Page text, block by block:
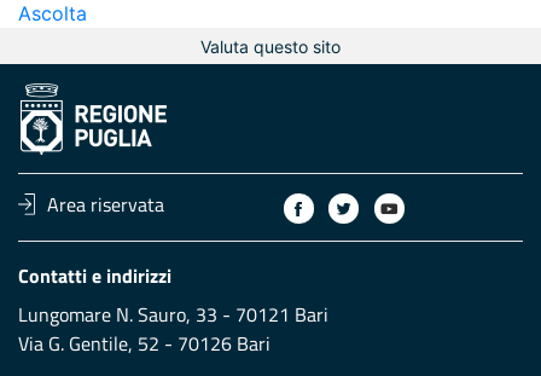
Ascolta
Valuta questo sito
Area riservata
Contatti e indirizzi
Lungomare N. Sauro, 33 - 70121 Bari
Via G. Gentile, 52 - 70126 Bari